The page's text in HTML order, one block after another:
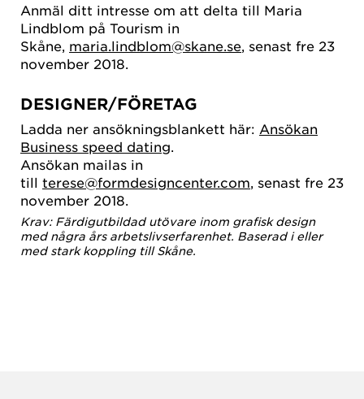
Anmäl ditt intresse om att delta till Maria
Lindblom på Tourism in
Skåne, maria.lindblom@skane.se , senast fre 23
november 2018.
DESIGNER/FÖRETAG
Ladda ner ansökningsblankett här: Ansökan
Business speed dating.
Ansökan mailas in
till terese@formdesigncenter.com, senast fre 23
november 2018.
Krav: Färdigutbildad utövare inom grafisk design
med några års arbetslivserfarenhet. Baserad i eller
med stark koppling till Skåne.